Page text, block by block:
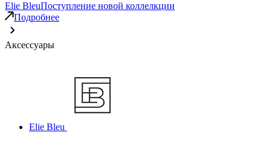
Elie BleuПоступление новой коллелкции
Подробнее
Аксессуары
Elie Bleu